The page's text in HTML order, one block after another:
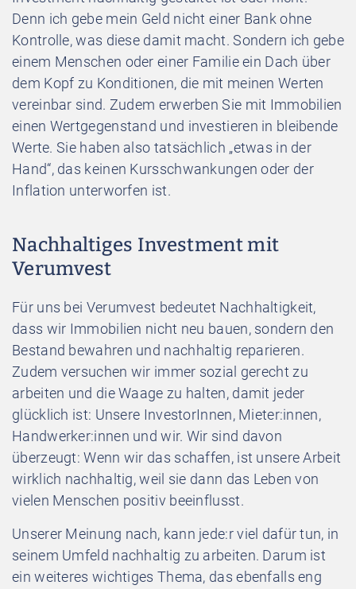
Denn ich gebe mein Geld nicht einer Bank ohne
Kontrolle, was diese damit macht. Sondern ich gebe
einem Menschen oder einer Familie ein Dach über
dem Kopf zu Konditionen, die mit meinen Werten
vereinbar sind. Zudem erwerben Sie mit Immobilien
einen Wertgegenstand und investieren in bleibende
Werte. Sie haben also tatsächlich „etwas in der
Hand“, das keinen Kursschwankungen oder der
Inflation unterworfen ist.
Nachhaltiges Investment mit
Verumvest
Für uns bei Verumvest bedeutet Nachhaltigkeit,
dass wir Immobilien nicht neu bauen, sondern den
Bestand bewahren und nachhaltig reparieren.
Zudem versuchen wir immer sozial gerecht zu
arbeiten und die Waage zu halten, damit jeder
glücklich ist: Unsere InvestorInnen, Mieter:innen,
Handwerker:innen und wir. Wir sind davon
überzeugt: Wenn wir das schaffen, ist unsere Arbeit
wirklich nachhaltig, weil sie dann das Leben von
vielen Menschen positiv beeinflusst.
Unserer Meinung nach, kann jede:r viel dafür tun, in
seinem Umfeld nachhaltig zu arbeiten. Darum ist
ein weiteres wichtiges Thema, das ebenfalls eng